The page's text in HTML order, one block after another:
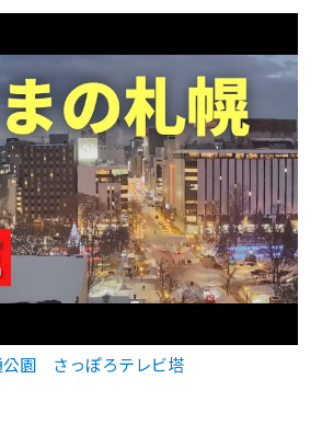
公園 さっぽろテレビ塔